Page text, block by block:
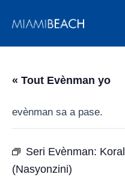
nan
« Tout Evènman yo
evènman sa a pase.
Seri Evènman:
(Nasyonzini)